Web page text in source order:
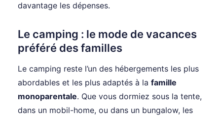
davantage les dépenses.
Le camping : le mode de vacances
préféré des familles
Le camping reste l’un des hébergements les plus
abordables et les plus adaptés à la famille
monoparentale. Que vous dormiez sous la tente,
dans un mobil-home, ou dans un bungalow, les